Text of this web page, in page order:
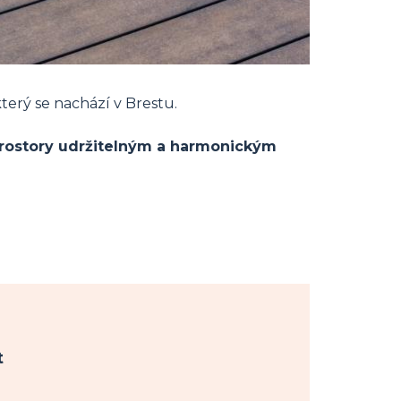
se nachází v Brestu.
udržitelným a harmonickým